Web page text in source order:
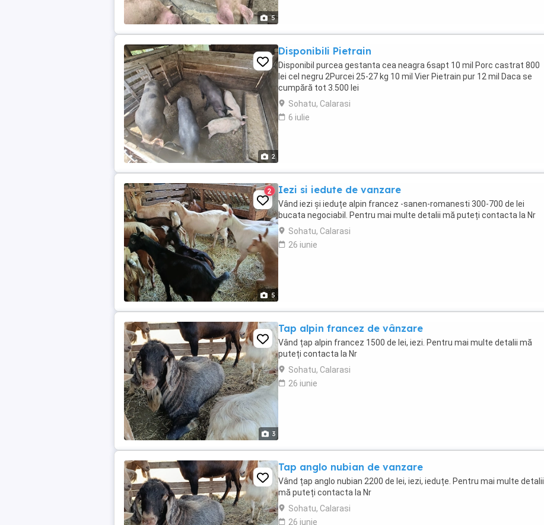
5
2
Disponibili Pietrain
Disponibil purcea gestanta cea neagra 6sapt 10 mil Porc castrat 800
lei cel negru 2Purcei 25-27 kg 10 mil Vier Pietrain pur 12 mil Daca se
cumpără tot 3.500 lei
Sohatu, Calarasi
6 iulie
5
2 Iezi si iedute de vanzare
Vând iezi și ieduțe alpin francez -sanen-romanesti 300-700 de lei
bucata negociabil. Pentru mai multe detalii mă puteți contacta la Nr
Sohatu, Calarasi
26 iunie
3
Tap alpin francez de vânzare
Vând țap alpin francez 1500 de lei, iezi. Pentru mai multe detalii mă
puteți contacta la Nr
Sohatu, Calarasi
26 iunie
Tap anglo nubian de vanzare
Vând țap anglo nubian 2200 de lei, iezi, ieduțe. Pentru mai multe detalii
mă puteți contacta la Nr
Sohatu, Calarasi
26 iunie